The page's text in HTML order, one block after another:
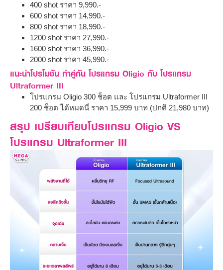
400 shot ราคา 9,990.-
600 shot ราคา 14,990.-
800 shot ราคา 18,990.-
1200 shot ราคา 27,990.-
1600 shot ราคา 36,990.-
2000 shot ราคา 45,990.-
แนะนำโปรโมชัน ทำคู่กัน โปรแกรม Oligio กับ โปรแกรม
Ultraformer III
โปรแกรม Oligio 300 ช็อต และ โปรแกรม Ultraformer III
200 ช็อต ได้หมดนี่ ราคา 15,999 บาท (ปกติ 21,980 บาท)
สรุป เปรียบเทียบโปรแกรม Oligio VS
โปรแกรม Ultraformer III